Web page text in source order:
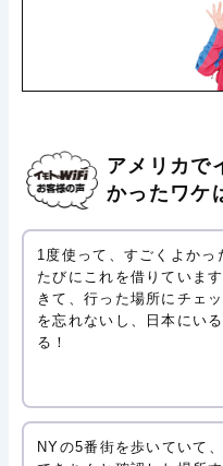
アメリカで
かったワケ
1度使って、すごくよかっ
たびにこれを借りていま
きて、行った場所にチェ
を忘れないし、日本にい
る！
NYの5番街を歩いていて